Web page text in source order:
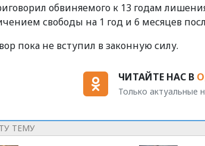
обвиняемого к 13 годам
свободы на 1 год и 6 месяцев
пока не вступил в законную силу.
ЧИТАЙТЕ НАС В
Только актуальные
ТЕМУ